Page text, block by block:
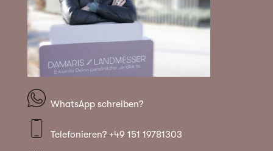
WhatsApp schreiben?
Telefonieren? +49 151 19781303